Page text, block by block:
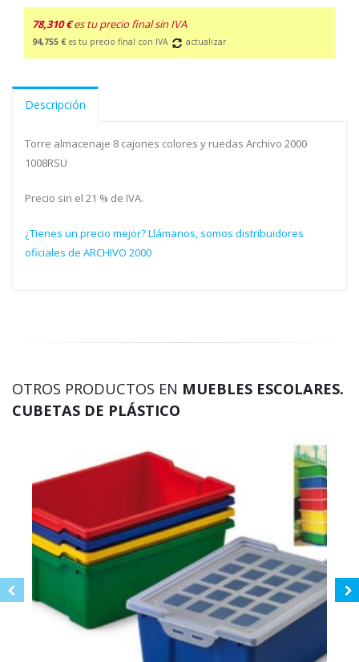
78,310 € es tu precio final sin IVA
94,755 € es tu precio final con IVA actualizar
Descripción
Torre almacenaje 8 cajones colores y ruedas Archivo 2000
1008RSU
Precio sin el 21 % de IVA.
¿Tienes un precio mejor? Llámanos, somos distribuidores
oficiales de ARCHIVO 2000
OTROS PRODUCTOS EN MUEBLES ESCOLARES.
CUBETAS DE PLÁSTICO